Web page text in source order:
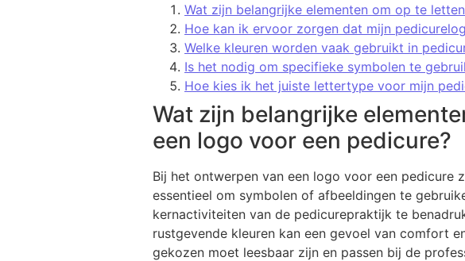
Wat zijn belangrijke elementen om op te
Hoe kan ik ervoor zorgen dat mijn
Welke kleuren worden vaak gebruikt in
Is het nodig om specifieke symbolen te
Hoe kies ik het juiste lettertype voor mijn
Wat zijn belangrijke
een logo voor een pedicure?
Bij het ontwerpen van een logo voor een pedicure
essentieel om symbolen of afbeeldingen te
kernactiviteiten van de pedicurepraktijk te
rustgevende kleuren kan een gevoel van comfort
gekozen moet leesbaar zijn en passen bij de